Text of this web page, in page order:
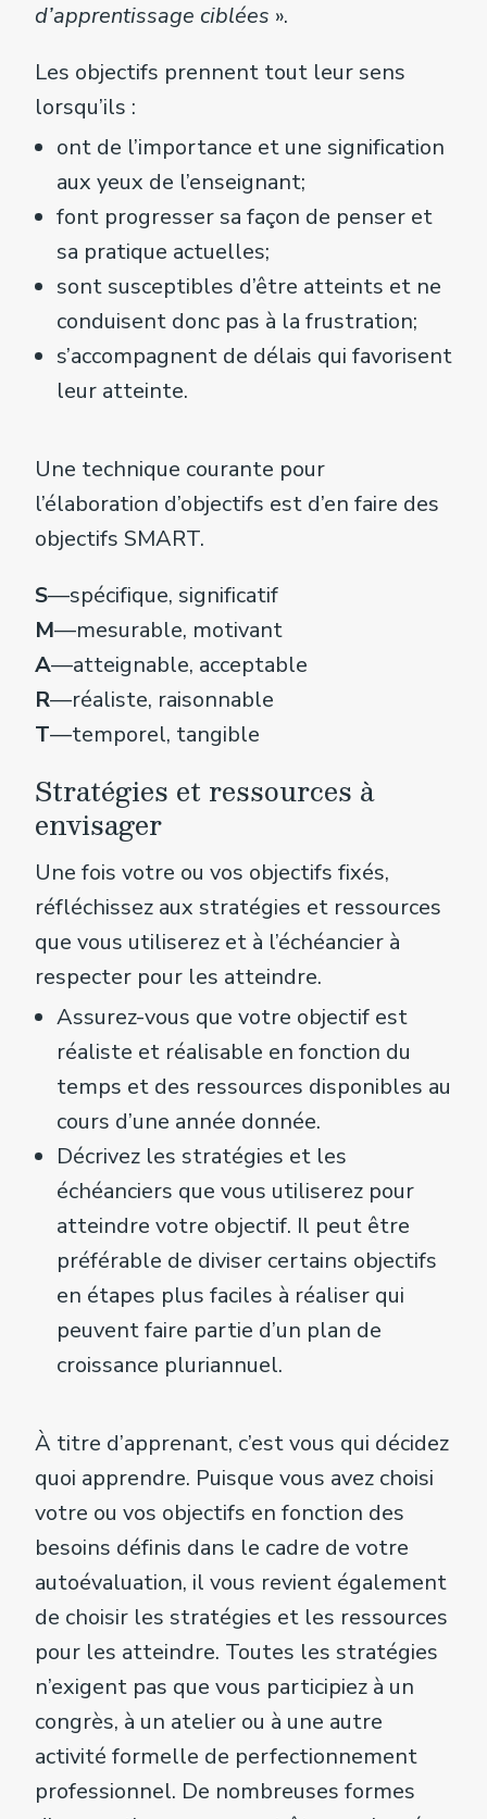
d’apprentissage ciblées ».
Les objectifs prennent tout leur sens
lorsqu’ils :
ont de l’importance et une signification
aux yeux de l’enseignant;
font progresser sa façon de penser et
sa pratique actuelles;
sont susceptibles d’être atteints et ne
conduisent donc pas à la frustration;
s’accompagnent de délais qui favorisent
leur atteinte.
Une technique courante pour
l’élaboration d’objectifs est d’en faire des
objectifs SMART.
S—spécifique, significatif
M—mesurable, motivant
A—atteignable, acceptable
R—réaliste, raisonnable
T—temporel, tangible
Stratégies et ressources à
envisager
Une fois votre ou vos objectifs fixés,
réfléchissez aux stratégies et ressources
que vous utiliserez et à l’échéancier à
respecter pour les atteindre.
Assurez-vous que votre objectif est
réaliste et réalisable en fonction du
temps et des ressources disponibles au
cours d’une année donnée.
Décrivez les stratégies et les
échéanciers que vous utiliserez pour
atteindre votre objectif. Il peut être
préférable de diviser certains objectifs
en étapes plus faciles à réaliser qui
peuvent faire partie d’un plan de
croissance pluriannuel.
À titre d’apprenant, c’est vous qui décidez
quoi apprendre. Puisque vous avez choisi
votre ou vos objectifs en fonction des
besoins définis dans le cadre de votre
autoévaluation, il vous revient également
de choisir les stratégies et les ressources
pour les atteindre. Toutes les stratégies
n’exigent pas que vous participiez à un
congrès, à un atelier ou à une autre
activité formelle de perfectionnement
professionnel. De nombreuses formes